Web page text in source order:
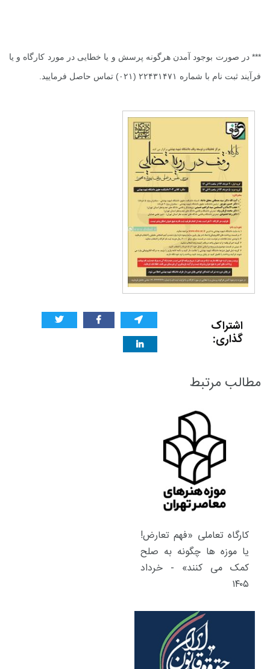
*** در صورت بوجود آمدن هرگونه پرسش و یا خطایی در مورد کارگاه و یا
فرآیند ثبت نام با شماره ۲۲۴۳۱۴۷۱ (۰۲۱) تماس حاصل فرمایید.
اشتراک
گذاری:
مطالب مرتبط
کارگاه تعاملی «فهم تعارض!
یا موزه ها چگونه به صلح
کمک می کنند» - خرداد
۱۴۰۵